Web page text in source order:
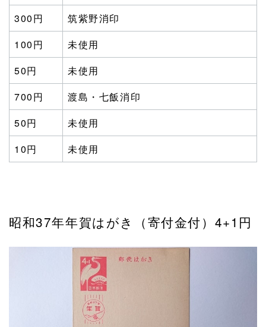
300円
筑紫野消印
100円
未使用
50円
未使用
700円
渡島・七飯消印
50円
未使用
10円
未使用
昭和37年年賀はがき（寄付金付）4+1円